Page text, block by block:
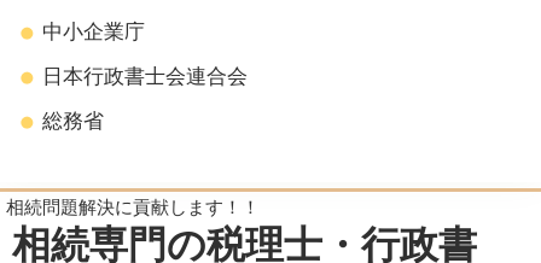
中小企業庁
日本行政書士会連合会
総務省
相続問題解決に貢献します！！
相続専門の税理士・行政書